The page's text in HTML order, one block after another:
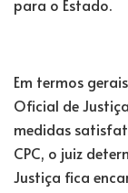
para o Estado.
Em termos
Oficial de
medidas
CPC, o juiz
Justiça fica